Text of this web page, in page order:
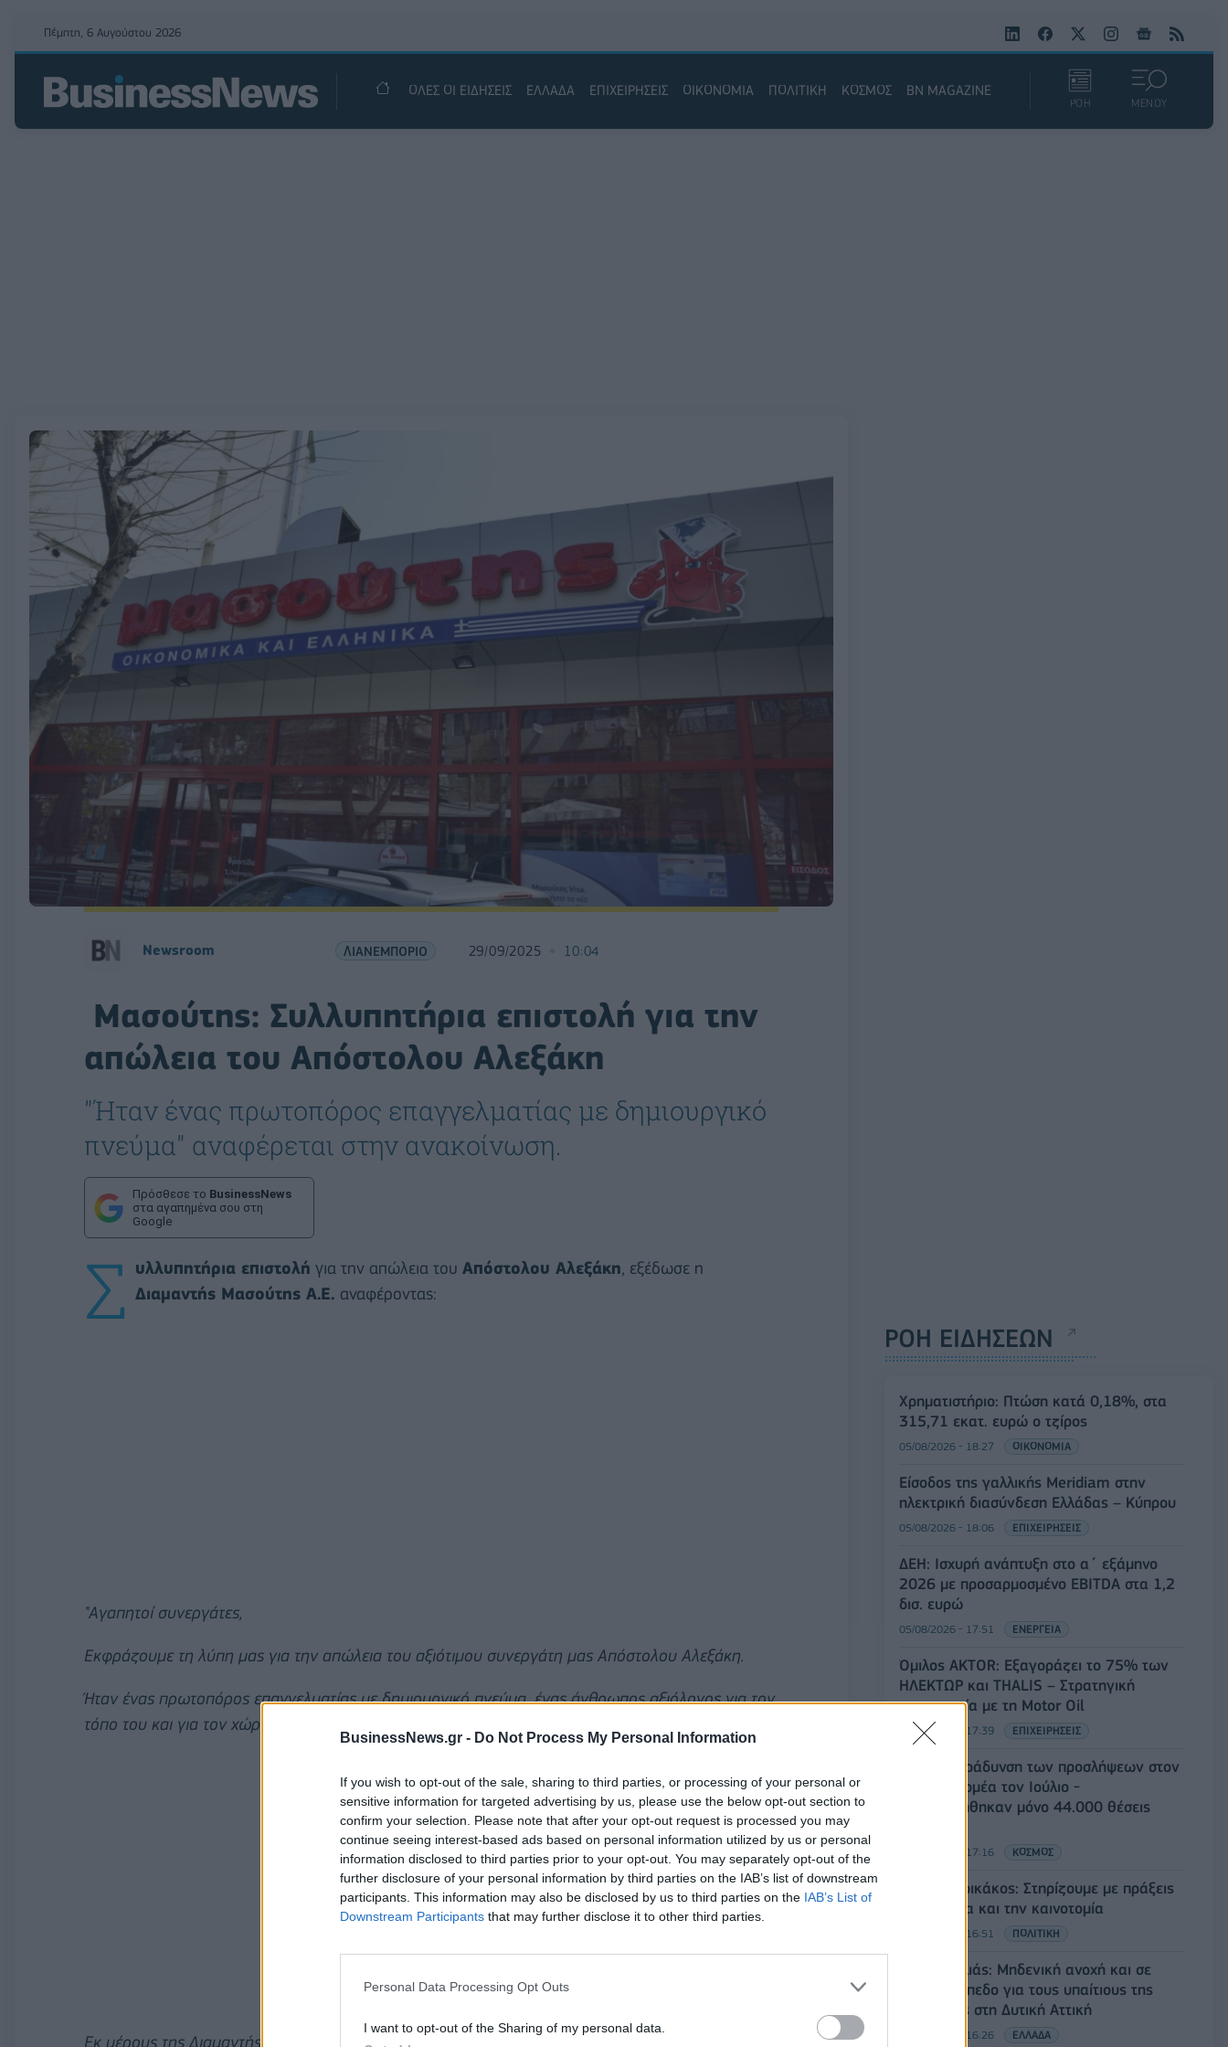
BusinessNews.gr - Do Not Process My Personal Information
If you wish to opt-out of the sale, sharing to third parties, or processing of your personal or
sensitive information for targeted advertising by us, please use the below opt-out section to
confirm your selection. Please note that after your opt-out request is processed you may
continue seeing interest-based ads based on personal information utilized by us or personal
information disclosed to third parties prior to your opt-out. You may separately opt-out of the
further disclosure of your personal information by third parties on the IAB’s list of downstream
participants. This information may also be disclosed by us to third parties on the IAB’s List of
Downstream Participants that may further disclose it to other third parties.
Personal Data Processing Opt Outs
I want to opt-out of the Sharing of my personal data.
Πέμπτη, 6 Αυγούστου 2026
ΟΛΕΣ ΟΙ ΕΙΔΗΣΕΙΣ ΕΛΛΑΔΑ ΕΠΙΧΕΙΡΗΣΕΙΣ ΟΙΚΟΝΟΜΙΑ ΠΟΛΙΤΙΚΗ ΚΟΣΜΟΣ BN MAGAZINE
ΡΟΗ ΜΕΝΟΥ
Newsroom ΛΙΑΝΕΜΠΟΡΙΟ 29/09/2025 10:04
Μασούτης: Συλλυπητήρια επιστολή για την
απώλεια του Απόστολου Αλεξάκη
"Ήταν ένας πρωτοπόρος επαγγελματίας με δημιουργικό
πνεύμα" αναφέρεται στην ανακοίνωση.
Πρόσθεσε το BusinessNews
στα αγαπημένα σου στη
Google
Σ υλλυπητήρια επιστολή για την απώλεια του Απόστολου Αλεξάκη, εξέδωσε η
Διαμαντής Μασούτης Α.Ε. αναφέροντας:
"Αγαπητοί συνεργάτες,
Εκφράζουμε τη λύπη μας για την απώλεια του αξιότιμου συνεργάτη μας Απόστολου Αλεξάκη.
Ήταν ένας πρωτοπόρος επαγγελματίας με δημιουργικό πνεύμα, ένας άνθρωπος αξιόλογος για τον
τόπο του και για τον χώρο στον οποίο δραστηριοποιούνταν.
Εκ μέρους της Διαμαντής Μασούτης Α.Ε. απευθύνω ειλικρινή συλλυπητήρια και συμπαράσταση
ΡΟΗ ΕΙΔΗΣΕΩΝ
Χρηματιστήριο: Πτώση κατά 0,18%, στα
315,71 εκατ. ευρώ ο τζίρος
05/08/2026 - 18:27 ΟΙΚΟΝΟΜΙΑ
Είσοδος της γαλλικής Meridiam στην
ηλεκτρική διασύνδεση Ελλάδας – Κύπρου
05/08/2026 - 18:06 ΕΠΙΧΕΙΡΗΣΕΙΣ
ΔΕΗ: Ισχυρή ανάπτυξη στο α΄ εξάμηνο
2026 με προσαρμοσμένο EBITDA στα 1,2
δισ. ευρώ
05/08/2026 - 17:51 ΕΝΕΡΓΕΙΑ
Όμιλος AKTOR: Εξαγοράζει το 75% των
ΗΛΕΚΤΩΡ και THALIS – Στρατηγική
συνεργασία με τη Motor Oil
05/08/2026 - 17:39 ΕΠΙΧΕΙΡΗΣΕΙΣ
ΗΠΑ: Επιβράδυνση των προσλήψεων στον
ιδιωτικό τομέα τον Ιούλιο -
Δημιουργήθηκαν μόνο 44.000 θέσεις
05/08/2026 - 17:16 ΚΟΣΜΟΣ
Τ. Θεοδωρικάκος: Στηρίζουμε με πράξεις
την έρευνα και την καινοτομία
05/08/2026 - 16:51 ΠΟΛΙΤΙΚΗ
Ν. Χαρδαλιάς: Μηδενική ανοχή και σε
νομικό επίπεδο για τους υπαίτιους της
πυρκαγιάς στη Δυτική Αττική
05/08/2026 - 16:26 ΕΛΛΑΔΑ